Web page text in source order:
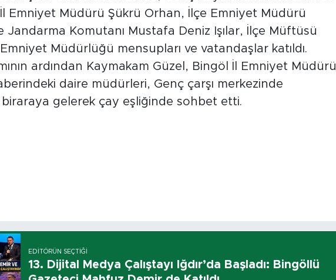
Emniyet Müdürü Şükrü Orhan, İlçe Emniyet Müdürü
Jandarma Komutanı Mustafa Deniz Işılar, İlçe Müftüsü
Müdürlüğü mensupları ve vatandaşlar katıldı.
ardından Kaymakam Güzel, Bingöl İl Emniyet Müdürü
daire müdürleri, Genç çarşı merkezinde
gelerek çay eşliğinde sohbet etti.
EDITÖRÜN SEÇTIĞI
13. Dijital Medya Çalıştayı Iğdır’da Başladı: Bingöllü